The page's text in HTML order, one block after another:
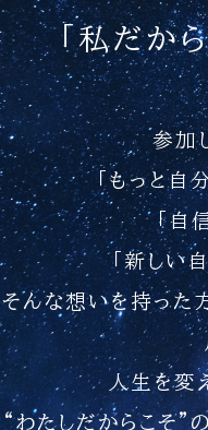
「私だか
参加
「もっと自
「自
「新しい
そんな想いを持った
人生を変
“わたしだからこそ”